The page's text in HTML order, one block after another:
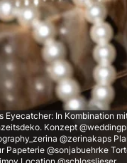
Eyecatcher: In Kombination
Konzept
@zerinakaps
Papeterie @sonjabuehrke